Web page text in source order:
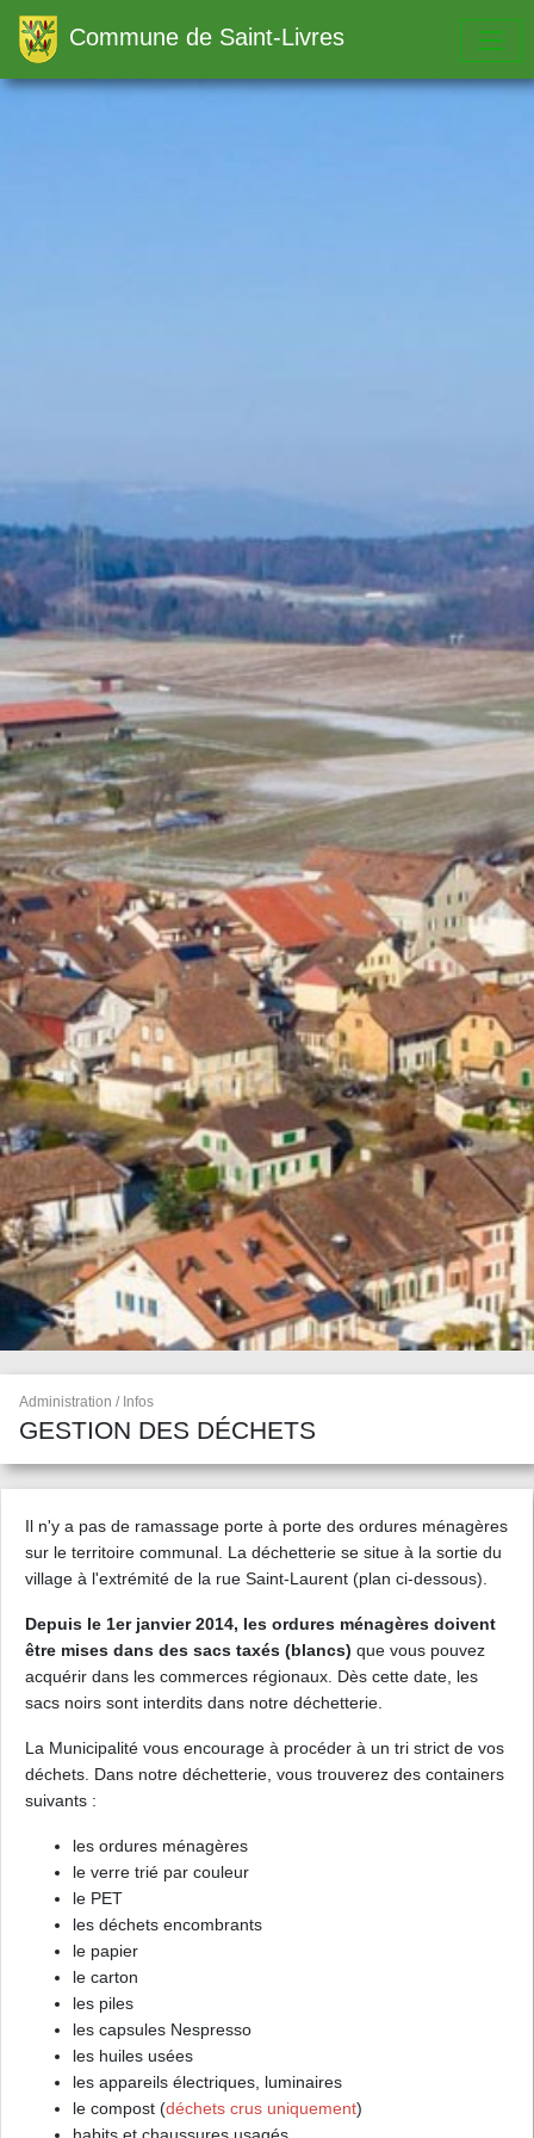
Commune de Saint-Livres
Administration / Infos
GESTION DES DÉCHETS
Il n'y a pas de ramassage porte à porte des ordures ménagères
sur le territoire communal. La déchetterie se situe à la sortie du
village à l'extrémité de la rue Saint-Laurent (plan ci-dessous).
Depuis le 1er janvier 2014, les ordures ménagères doivent
être mises dans des sacs taxés (blancs) que vous pouvez
acquérir dans les commerces régionaux. Dès cette date, les
sacs noirs sont interdits dans notre déchetterie.
La Municipalité vous encourage à procéder à un tri strict de vos
déchets. Dans notre déchetterie, vous trouverez des containers
suivants :
les ordures ménagères
le verre trié par couleur
le PET
les déchets encombrants
le papier
le carton
les piles
les capsules Nespresso
les huiles usées
les appareils électriques, luminaires
le compost (déchets crus uniquement)
habits et chaussures usagés